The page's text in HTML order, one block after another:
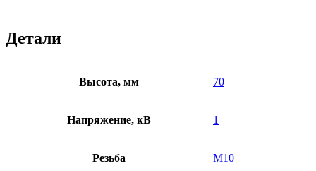
Детали
Высота, мм 70
Напряжение, кВ 1
Резьба М10